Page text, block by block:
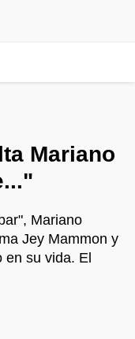
Mariano
Mariano
Jey Mammon y
su vida. El